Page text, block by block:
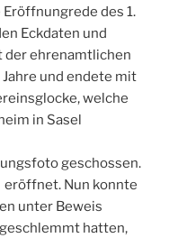
des 1.
Eckdaten und
der ehrenamtlichen
und endete mit
welche
in Sasel
geschossen.
Nun konnte
unter Beweis
hatten,